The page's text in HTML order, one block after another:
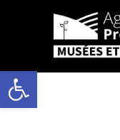
Ouvrir la barre d’outils
contenu